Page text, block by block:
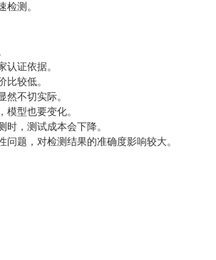
检测。
认证依据。
比较低。
然不切实际。
型也要变化。
，测试成本会下降。
题，对检测结果的准确度影响较大。